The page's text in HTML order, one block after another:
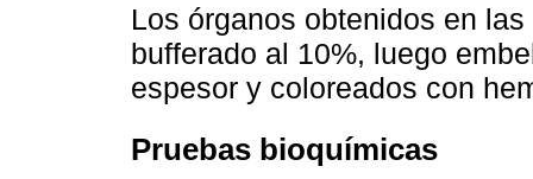
Los órganos obtenidos en
bufferado al 10%, luego
espesor y coloreados con
Pruebas bioquímicas